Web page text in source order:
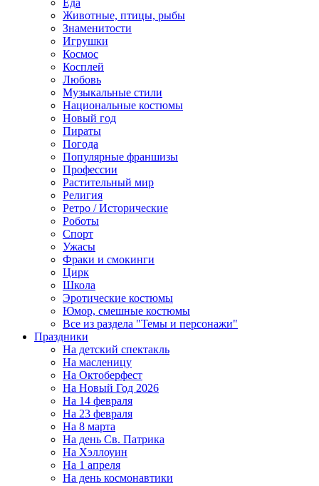
Еда
Животные, птицы, рыбы
Знаменитости
Игрушки
Космос
Косплей
Любовь
Музыкальные стили
Национальные костюмы
Новый год
Пираты
Погода
Популярные франшизы
Профессии
Растительный мир
Религия
Ретро / Исторические
Роботы
Спорт
Ужасы
Фраки и смокинги
Цирк
Школа
Эротические костюмы
Юмор, смешные костюмы
Все из раздела "Темы и персонажи"
Праздники
На детский спектакль
На масленицу
На Октоберфест
На Новый Год 2026
На 14 февраля
На 23 февраля
На 8 марта
На день Св. Патрика
На Хэллоуин
На 1 апреля
На день космонавтики